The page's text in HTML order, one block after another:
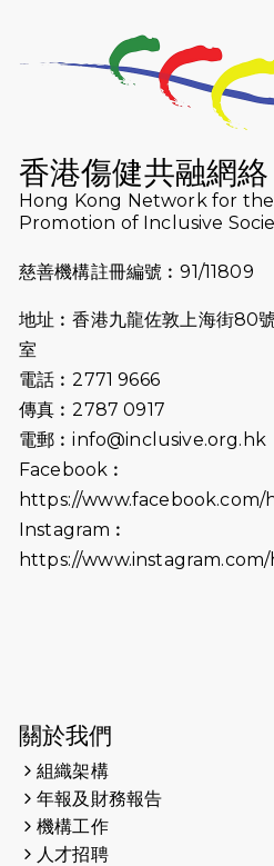
2026-07-23
猛龍長跑隊
（19:00開始
猛龍長跑隊
2026-07-10
【猛龍戈壁
融網絡15周年
2026-07-09
猛龍長跑隊
2026-07-02
2026-06-25
（19:00開始）
2026-06-18
猛龍長跑隊恆
2026-06-11
猛龍長跑隊恆
2026-05-22
2026-05-21
香港傷健共融網絡
Hong Kong Network for the
Promotion of Inclusive
慈善機構註冊編號︰91/11809
地址︰香港九龍佐敦上海街80
室
電話︰2771 9666
傳真︰2787 0917
電郵︰info@inclusive.org.hk
Facebook︰
https://www.facebook.com/
Instagram︰
https://
關於我們
組織架構
年報及財務報告
機構工作
人才招聘